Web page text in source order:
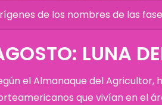
de los nombres de las
LUNA
el Almanaque del Agricultor,
que vivían en el